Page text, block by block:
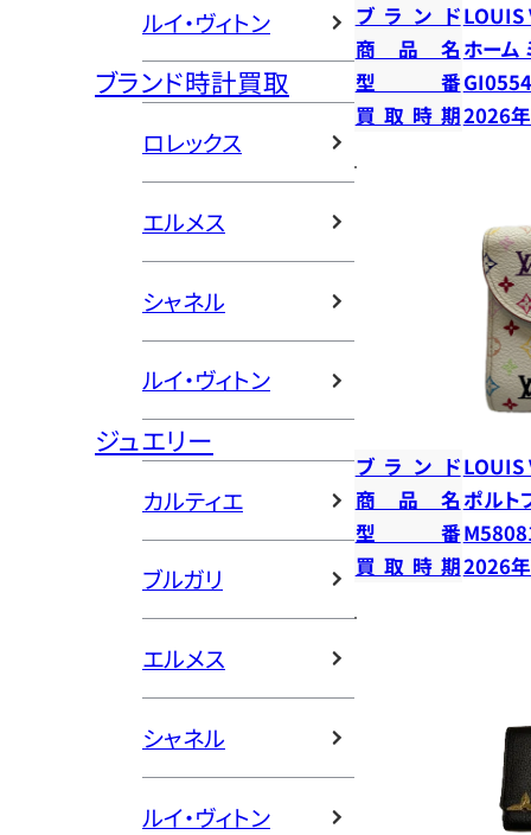
ルイ・ヴィトン
ブランド時計買取
ロレックス
エルメス
シャネル
ルイ・ヴィトン
ジュエリー
カルティエ
ブルガリ
エルメス
シャネル
ルイ・ヴィトン
ブランドLOUIS
商品名 ホーム
型番GI0554
買取時期2026
ブランドLOUIS
商品名ポルト
型番
買取時期2026